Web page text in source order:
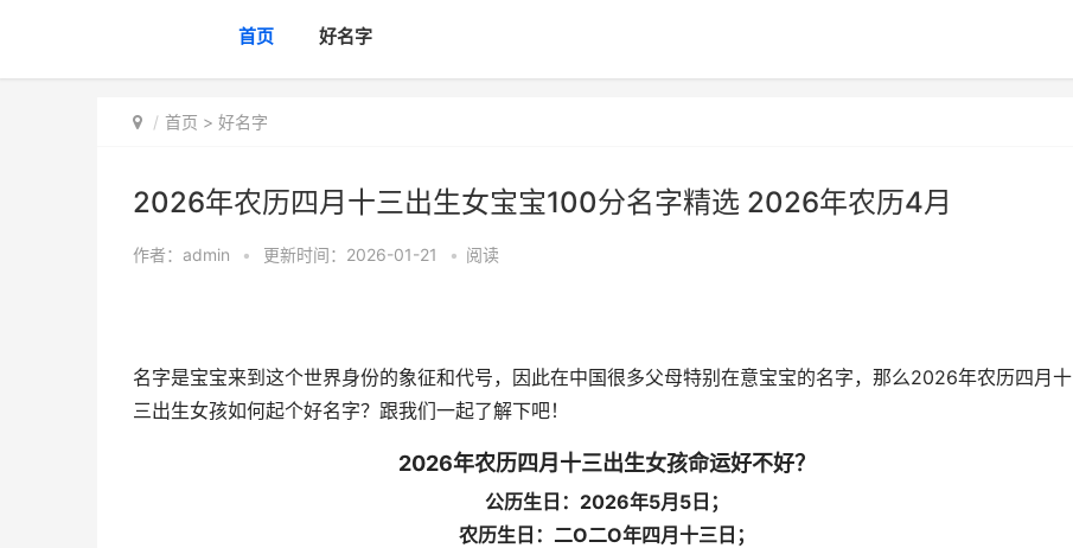
首页 好名字
首页 > 好名字
2026年农历四月十三出生女宝宝100分名字精选 2026年农历4月
作者： admin • 更新时间：2026-01-21 • 阅读
名字是宝宝来到这个世界身份的象征和代号，因此在中国很多父母特别在意宝宝的名字，那么2026年农历四月十
三出生女孩如何起个好名字？跟我们一起了解下吧！
2026年农历四月十三出生女孩命运好不好？
公历生日：2026年5月5日；
农历生日：二O二O年四月十三日；